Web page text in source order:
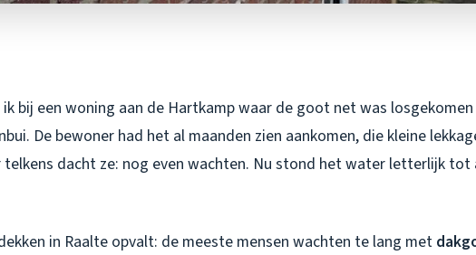
bij een woning aan de Hartkamp waar de goot net was losgekomen
De bewoner had het al maanden zien aankomen, die kleine
dacht ze: nog even wachten. Nu stond het water letterlijk tot
in Raalte opvalt: de meeste mensen wachten te lang met